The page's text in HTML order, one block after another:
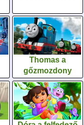
Thomas a
gőzmozdony